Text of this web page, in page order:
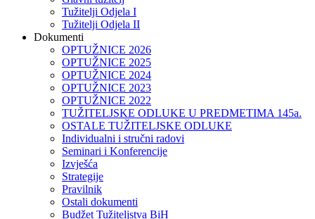
Tužitelji Odjela I
Tužitelji Odjela II
Dokumenti
OPTUŽNICE 2026
OPTUŽNICE 2025
OPTUŽNICE 2024
OPTUŽNICE 2023
OPTUŽNICE 2022
TUŽITELJSKE ODLUKE U PREDMETIMA 145a.
OSTALE TUŽITELJSKE ODLUKE
Individualni i stručni radovi
Seminari i Konferencije
Izvješća
Strategije
Pravilnik
Ostali dokumenti
Budžet Tužiteljstva BiH